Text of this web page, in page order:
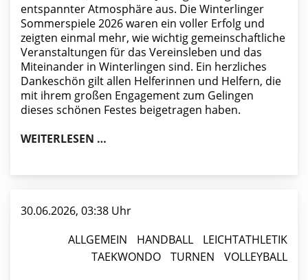
entspannter Atmosphäre aus. Die Winterlinger
Sommerspiele 2026 waren ein voller Erfolg und
zeigten einmal mehr, wie wichtig gemeinschaftliche
Veranstaltungen für das Vereinsleben und das
Miteinander in Winterlingen sind. Ein herzliches
Dankeschön gilt allen Helferinnen und Helfern, die
mit ihrem großen Engagement zum Gelingen
dieses schönen Festes beigetragen haben.
WEITERLESEN …
30.06.2026, 03:38 Uhr
ALLGEMEIN
HANDBALL
LEICHTATHLETIK
TAEKWONDO
TURNEN VOLLEYBALL